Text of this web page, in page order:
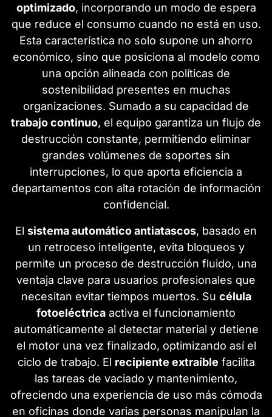
optimizado, incorporando un modo de espera
que reduce el consumo cuando no está en uso.
Esta característica no solo supone un ahorro
económico, sino que posiciona al modelo como
una opción alineada con políticas de
sostenibilidad presentes en muchas
organizaciones. Sumado a su capacidad de
trabajo continuo, el equipo garantiza un flujo de
destrucción constante, permitiendo eliminar
grandes volúmenes de soportes sin
interrupciones, lo que aporta eficiencia a
departamentos con alta rotación de información
confidencial.
El sistema automático antiatascos, basado en
un retroceso inteligente, evita bloqueos y
permite un proceso de destrucción fluido, una
ventaja clave para usuarios profesionales que
necesitan evitar tiempos muertos. Su célula
fotoeléctrica activa el funcionamiento
automáticamente al detectar material y detiene
el motor una vez finalizado, optimizando así el
ciclo de trabajo. El recipiente extraíble facilita
las tareas de vaciado y mantenimiento,
ofreciendo una experiencia de uso más cómoda
en oficinas donde varias personas manipulan la